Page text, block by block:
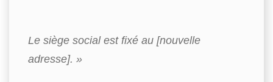
Le siège social est fixé au [nouvelle
adresse]. »